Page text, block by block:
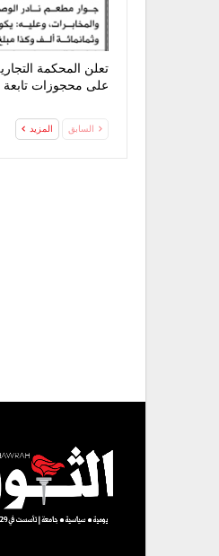
تعلن المحكمة
على محجوزات
السابق المزيد